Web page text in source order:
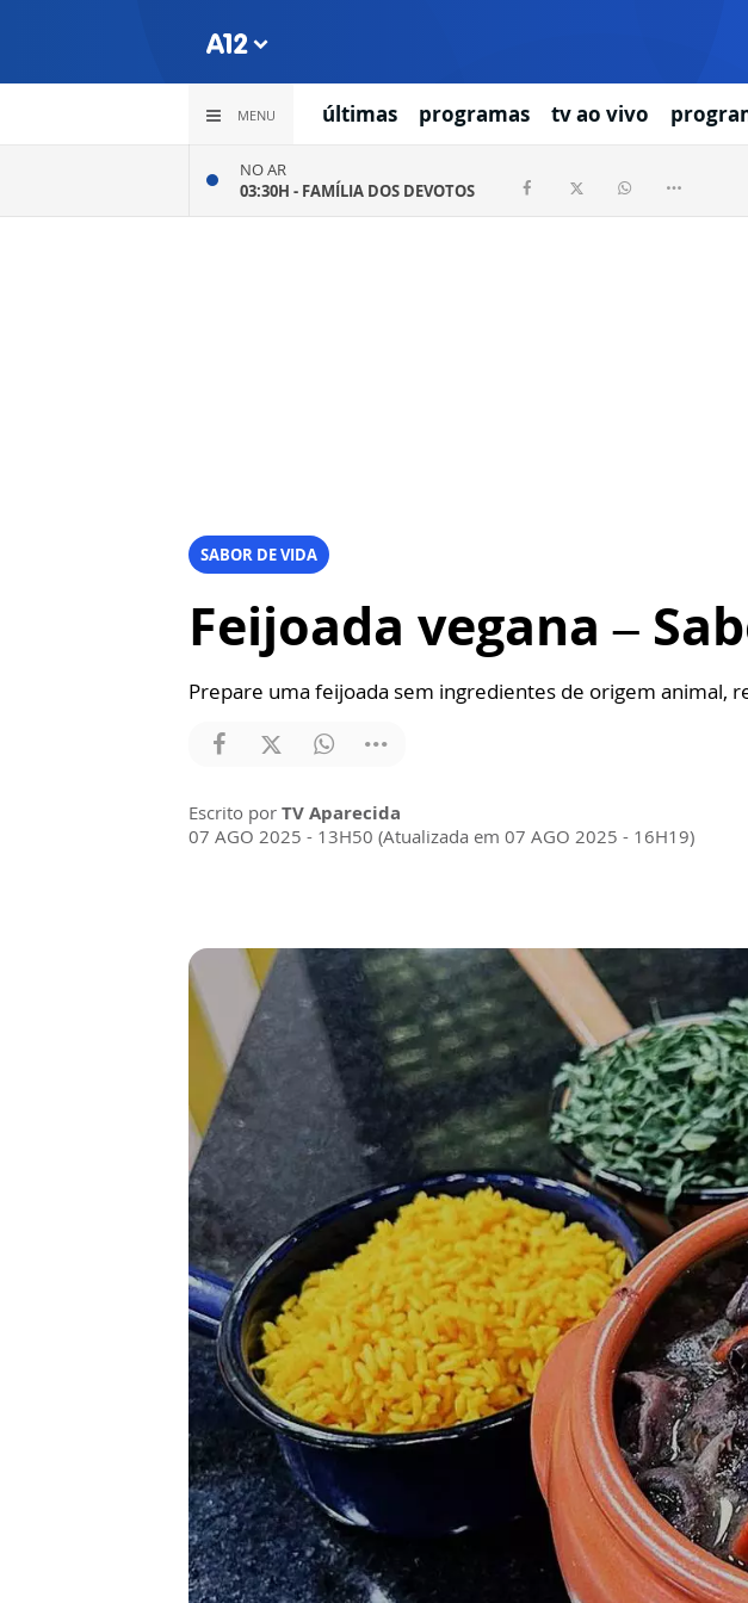
MENU últimas programas tv ao vivo
NO AR
03:30H - FAMÍLIA DOS DEVOTOS
SABOR DE VIDA
Feijoada vegana –
Prepare uma feijoada sem ingredientes de origem animal,
Escrito por TV Aparecida
07 AGO 2025 - 13H50 (Atualizada em 07 AGO 2025 - 16H19)